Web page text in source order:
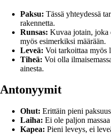
Paksu: Tässä yhteydessä
rakennetta.
Runsas: Kuvaa jotain, joka
myös esimerkiksi määrään.
Leveä: Voi tarkoittaa myös
Tiheä: Voi olla
ainesta.
Antonyymit
Ohut: Erittäin pieni
Laiha: Ei ole paljon
Kapea: Pieni leveys, ei